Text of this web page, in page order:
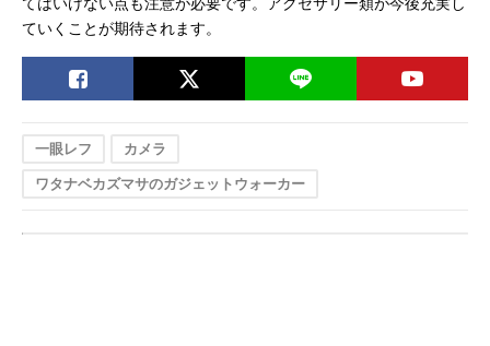
てはいけない点も注意が必要です。アクセサリー類が今後充実し
ていくことが期待されます。
一眼レフ カメラ
ワタナベカズマサのガジェットウォーカー